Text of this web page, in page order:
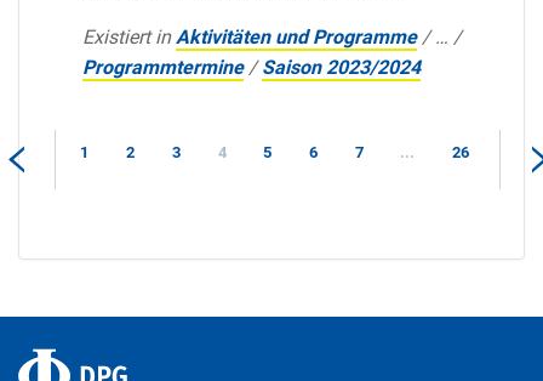
Existiert in Aktivitäten und Programme /… /
Programmtermine /Saison 2023/2024
1 2 3 4 5 6 7 ... 26